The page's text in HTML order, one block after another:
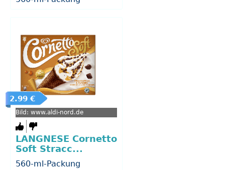
2.99 €
Bild: www.aldi-nord.de
LANGNESE Cornetto
Soft Stracc...
560-ml-Packung